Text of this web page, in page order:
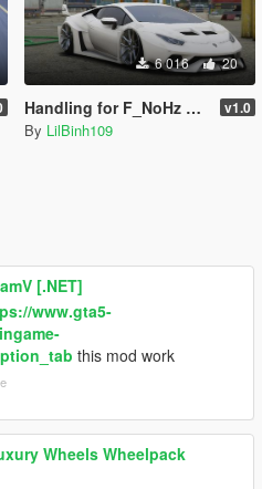
6 016 20
Handling for F_NoHz Lamborghini Huracan v1.0
By LilBinh109
[.NET]
www.gta5-
this mod work
Wheels Wheelpack